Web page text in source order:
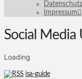
Datenschutz
Impressum
Social Media
Loading
isa-guide